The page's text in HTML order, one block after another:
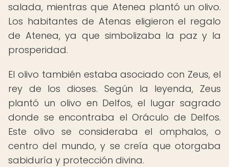
salada, mientras que Atenea plantó un olivo.
Los habitantes de Atenas eligieron el regalo
de Atenea, ya que simbolizaba la paz y la
prosperidad.
El olivo también estaba asociado con Zeus, el
rey de los dioses. Según la leyenda, Zeus
plantó un olivo en Delfos, el lugar sagrado
donde se encontraba el Oráculo de Delfos.
Este olivo se consideraba el omphalos, o
centro del mundo, y se creía que otorgaba
sabiduría y protección divina.